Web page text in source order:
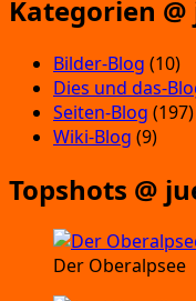
Kategorien
Bilder-Blog (10)
Dies und das-
Seiten-Blog (197)
Wiki-Blog (9)
Topshots @
Der Oberalpsee